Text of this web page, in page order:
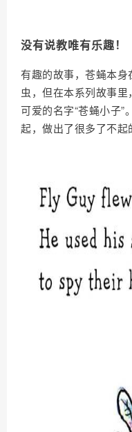
没有说教唯有乐趣！
有趣的故事，苍蝇本
虫，但在本系列故事
可爱的名字“苍蝇小子
起，做出了很多了不